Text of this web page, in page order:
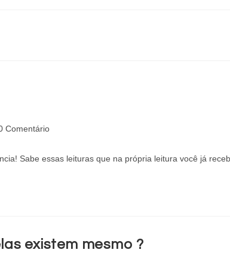
Comentário
Sabe essas leituras que na própria leitura você já
existem mesmo ?